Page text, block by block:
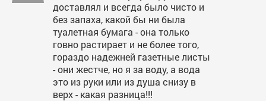
доставлял и всегда было чисто и
без запаха, какой бы ни была
туалетная бумага - она только
говно растирает и не более того,
гораздо надежней газетные листы
- они жестче, но я за воду, а вода
это из руки или из душа снизу в
верх - какая разница!!!